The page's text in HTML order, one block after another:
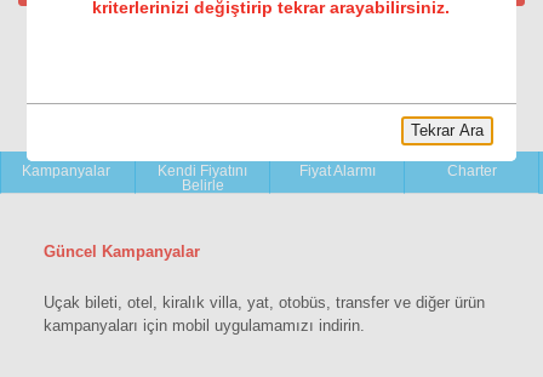
Kampanyalar
Kendi Fiyatını
Belirle
Fiyat Alarmı Charter
Güncel Kampanyalar
Uçak bileti, otel, kiralık villa, yat, otobüs, transfer ve diğer ürün
kampanyaları için mobil uygulamamızı indirin.
kriterlerinizi değiştirip tekrar arayabilirsiniz.
Tekrar Ara